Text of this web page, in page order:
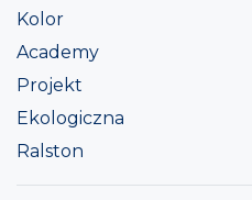
Kolor
Academy
Projekt
Ekologiczna
Ralston